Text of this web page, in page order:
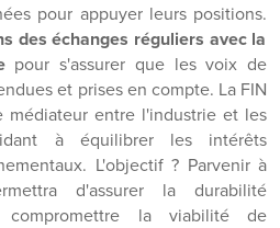
pour appuyer leurs positions.
des échanges réguliers avec la
pour s'assurer que les voix de
et prises en compte. La FIN
médiateur entre l'industrie et les
à équilibrer les intérêts
L'objectif ? Parvenir à
d'assurer la durabilité
compromettre la viabilité de